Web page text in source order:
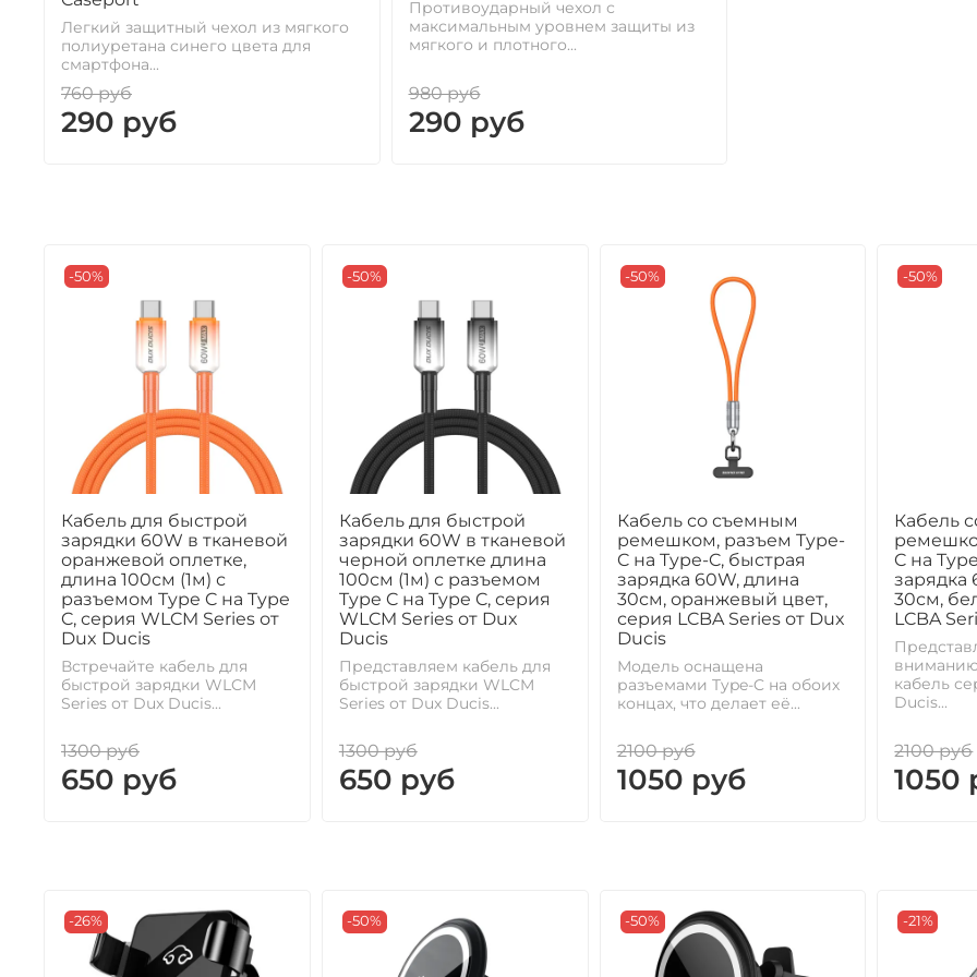
Легкий защитный чехол из мягкого
полиуретана синего цвета для
смартфона...
760 руб
290 руб
Противоударный чехол с
максимальным уровнем защиты из
мягкого и плотного...
980 руб
290 руб
-50%
Кабель для быстрой
зарядки 60W в тканевой
оранжевой оплетке,
длина 100см (1м) с
разъемом Type C на Type
C, серия WLCM Series от
Dux Ducis
Встречайте кабель для
быстрой зарядки WLCM
Series от Dux Ducis...
1300 руб
650 руб
-50%
Кабель для быстрой
зарядки 60W в тканевой
черной оплетке длина
100см (1м) с разъемом
Type C на Type C, серия
WLCM Series от Dux
Ducis
Представляем кабель для
быстрой зарядки WLCM
Series от Dux Ducis...
1300 руб
650 руб
-50%
Кабель со съемным
ремешком, разъем Type-
C на Type-C, быстрая
зарядка 60W, длина
30см, оранжевый цвет,
серия LCBA Series от Dux
Ducis
Модель оснащена
разъемами Type-C на обоих
концах, что делает её...
2100 руб
1050 руб
-50%
Кабель
C на
зарядка
30см,
LCBA
кабель
Ducis...
2100 руб
1050
-26% -50% -50% -21%